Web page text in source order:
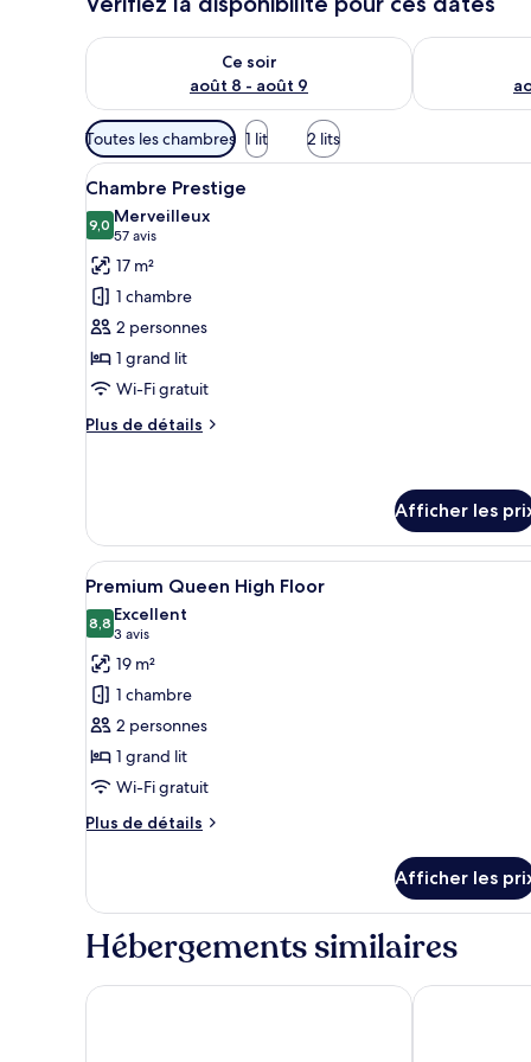
Ce soir
août 8 - août 9
Vérifier la disponibilité pour ce soir août 8 - août 9
Vérifier la
Filtres
disponibles
pour
les
chambres
Toutes les chambres 1 lit 2 lits
Afficher
toutes
les
photos
pour
ce
type
de
chambre :
Chambre
Une chambre d’hôtel
5
Chambre Prestige
9,09,0 sur 10
Merveilleux
57 avis
(57 avis)
17 m²
1 chambre
2 personnes
1 grand lit
Wi-Fi gratuit
Plus de détails
Plus
Prestige
Afficher les
Afficher
toutes
les
photos
pour
ce
type
de
chambre :
Premium
Floor
Une chambre d’hôtel
5
Premium Queen High Floor
8,88,8 sur 10
Excellent
3 avis
(3 avis)
19 m²
1 chambre
2 personnes
1 grand lit
Wi-Fi gratuit
Plus de détails
Plus
Premium
Queen
High
Afficher les
Hébergements similaires
Hotel Acta the Clover The Social